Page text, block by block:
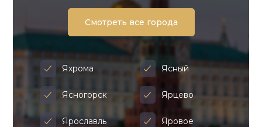
Смотреть все города
Яхрома Ясный
Ясногорск Ярцево
Ярославль Яровое